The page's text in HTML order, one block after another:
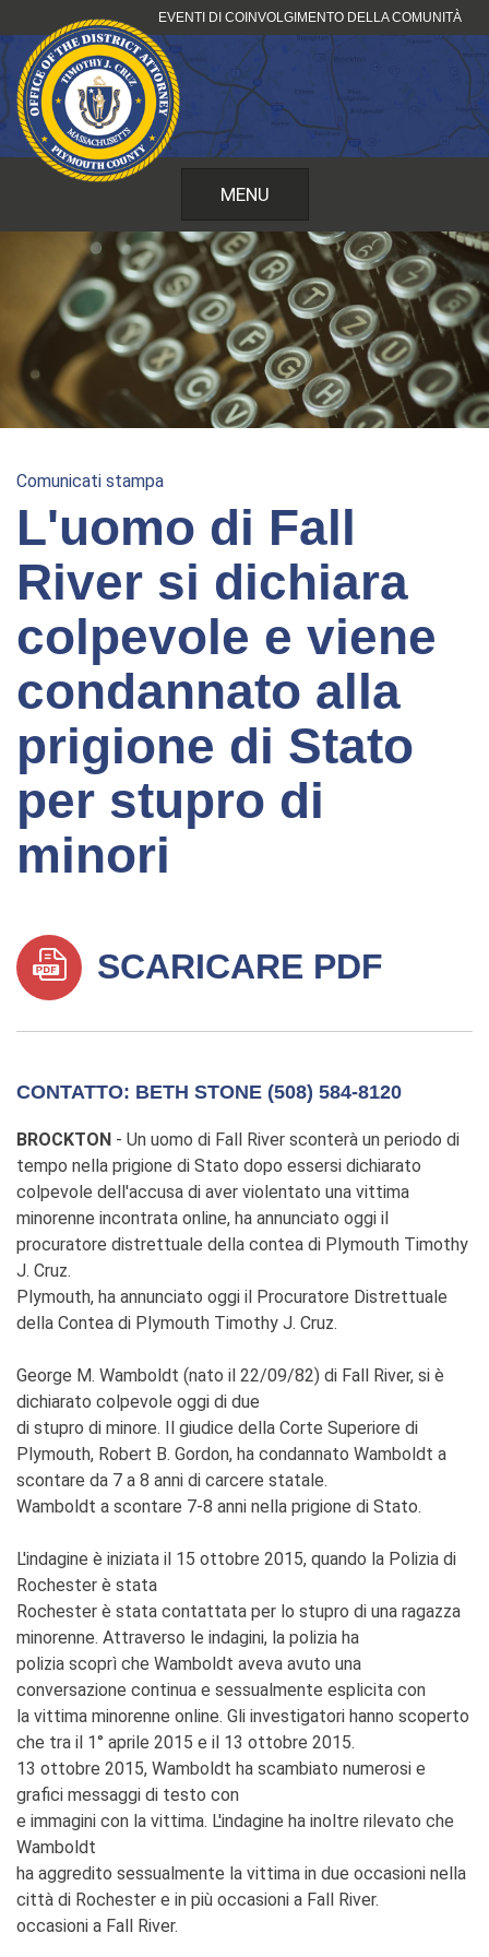
al
contenuto
EVENTI DI COINVOLGIMENTO DELLA COMUNITÀ
MENU
Comunicati stampa
L'uomo di Fall
River si dichiara
colpevole e viene
condannato alla
prigione di Stato
per stupro di
minori
SCARICARE PDF
CONTATTO: BETH STONE (508) 584-8120
BROCKTON - Un uomo di Fall River sconterà un periodo di
tempo nella prigione di Stato dopo essersi dichiarato
colpevole dell'accusa di aver violentato una vittima
minorenne incontrata online, ha annunciato oggi il
procuratore distrettuale della contea di Plymouth Timothy
J. Cruz.
Plymouth, ha annunciato oggi il Procuratore Distrettuale
della Contea di Plymouth Timothy J. Cruz.
George M. Wamboldt (nato il 22/09/82) di Fall River, si è
dichiarato colpevole oggi di due
di stupro di minore. Il giudice della Corte Superiore di
Plymouth, Robert B. Gordon, ha condannato Wamboldt a
scontare da 7 a 8 anni di carcere statale.
Wamboldt a scontare 7-8 anni nella prigione di Stato.
L'indagine è iniziata il 15 ottobre 2015, quando la Polizia di
Rochester è stata
Rochester è stata contattata per lo stupro di una ragazza
minorenne. Attraverso le indagini, la polizia ha
polizia scoprì che Wamboldt aveva avuto una
conversazione continua e sessualmente esplicita con
la vittima minorenne online. Gli investigatori hanno scoperto
che tra il 1° aprile 2015 e il 13 ottobre 2015.
13 ottobre 2015, Wamboldt ha scambiato numerosi e
grafici messaggi di testo con
e immagini con la vittima. L'indagine ha inoltre rilevato che
Wamboldt
ha aggredito sessualmente la vittima in due occasioni nella
città di Rochester e in più occasioni a Fall River.
occasioni a Fall River.